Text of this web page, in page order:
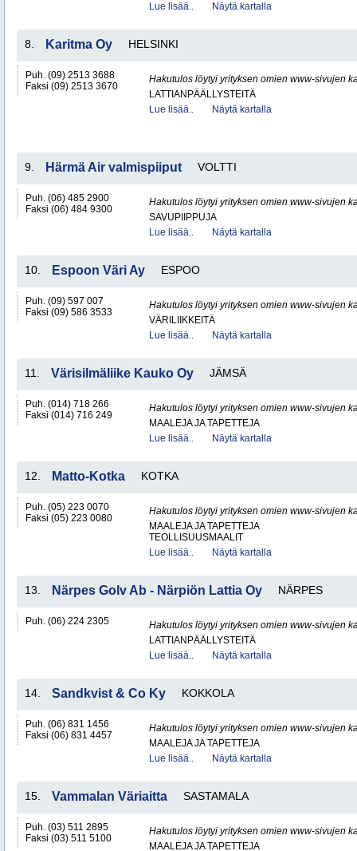
Lue lisää..
Näytä kartalla
8. Karitma Oy HELSINKI
Puh. (09) 2513 3688
Faksi (09) 2513 3670
Hakutulos löytyi yrityksen omien www-sivujen
LATTIANPÄÄLLYSTEITÄ
Lue lisää..
Näytä kartalla
9. Härmä Air valmispiiput VOLTTI
Puh. (06) 485 2900
Faksi (06) 484 9300
Hakutulos löytyi yrityksen omien www-sivujen
SAVUPIIPPUJA
Lue lisää..
Näytä kartalla
10. Espoon Väri Ay ESPOO
Puh. (09) 597 007
Faksi (09) 586 3533
Hakutulos löytyi yrityksen omien www-sivujen
VÄRILIIKKEITÄ
Lue lisää..
Näytä kartalla
11. Värisilmäliike Kauko Oy JÄMSÄ
Puh. (014) 718 266
Faksi (014) 716 249
Hakutulos löytyi yrityksen omien www-sivujen
MAALEJA JA TAPETTEJA
Lue lisää..
Näytä kartalla
12. Matto-Kotka KOTKA
Puh. (05) 223 0070
Faksi (05) 223 0080
Hakutulos löytyi yrityksen omien www-sivujen
MAALEJA JA TAPETTEJA
TEOLLISUUSMAALIT
Lue lisää..
Näytä kartalla
13. Närpes Golv Ab - Närpiön Lattia Oy NÄRPES
Puh. (06) 224 2305
Hakutulos löytyi yrityksen omien www-sivujen
LATTIANPÄÄLLYSTEITÄ
Lue lisää..
Näytä kartalla
14. Sandkvist & Co Ky KOKKOLA
Puh. (06) 831 1456
Faksi (06) 831 4457
Hakutulos löytyi yrityksen omien www-sivujen
MAALEJA JA TAPETTEJA
Lue lisää..
Näytä kartalla
15. Vammalan Väriaitta SASTAMALA
Puh. (03) 511 2895
Faksi (03) 511 5100
Hakutulos löytyi yrityksen omien www-sivujen
MAALEJA JA TAPETTEJA